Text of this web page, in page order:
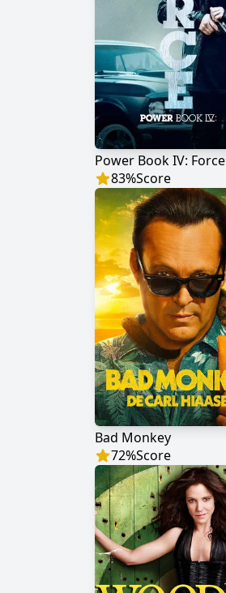
Power Book IV: Force
83%Score
Bad Monkey
72%Score